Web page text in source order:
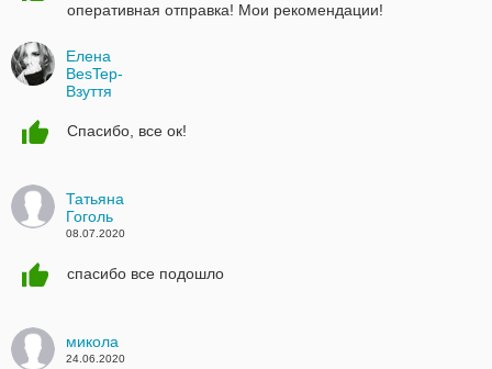
оперативная отправка! Мои рекомендации!
Елена
BesTep-
Взуття
Спасибо, все ок!
Татьяна
Гоголь
08.07.2020
спасибо все подошло
микола
24.06.2020